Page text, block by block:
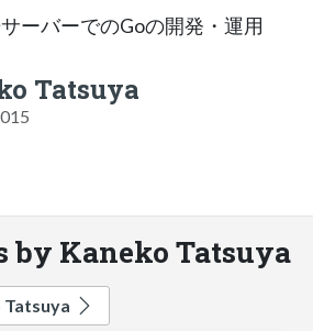
ーバーでのGoの開発・運用
Tatsuya
by Kaneko Tatsuya
Tatsuya